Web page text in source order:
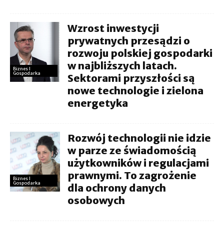
Biznes I
Gospodarka
Wzrost inwestycji
prywatnych przesądzi o
rozwoju polskiej gospodarki
w najbliższych latach.
Sektorami przyszłości są
nowe technologie i zielona
energetyka
Biznes I
Gospodarka
Rozwój technologii nie idzie
w parze ze świadomością
użytkowników i regulacjami
prawnymi. To zagrożenie
dla ochrony danych
osobowych